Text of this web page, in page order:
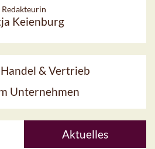
Redakteurin
Keienburg
& Vertrieb
Unternehmen
Aktuelles